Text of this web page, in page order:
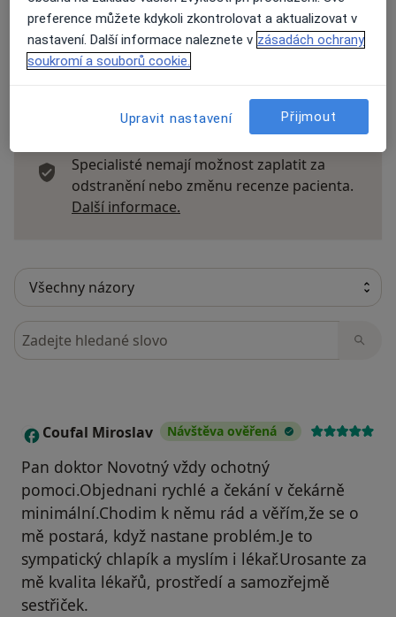
Přidejte svůj názor
Specialisté nemají možnost zaplatit za
odstranění nebo změnu recenze pacienta.
Další informace.
Hledejte v názorech
C Coufal Miroslav Návštěva ověřená
Pan doktor Novotný vždy ochotný
pomoci.Objednani rychlé a čekání v čekárně
minimální.Chodim k němu rád a věřím,že se o
mě postará, když nastane problém.Je to
sympatický chlapík a myslím i lékař.Urosante za
mě kvalita lékařů, prostředí a samozřejmě
sestřiček.
preference můžete kdykoli zkontrolovat a aktualizovat v
nastavení. Další informace naleznete v zásadách ochrany
soukromí a souborů cookie.
Upravit nastavení Přijmout